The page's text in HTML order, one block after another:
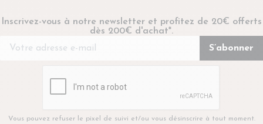
Inscrivez-vous à notre newsletter et profitez de 20€ offerts
dès 200€ d'achat*.
Vous pouvez refuser le pixel de suivi et/ou vous désinscrire à tout moment.